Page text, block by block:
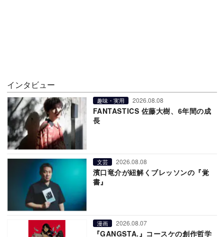
インタビュー
趣味・実用 2026.08.08
FANTASTICS 佐藤大樹、6年間の成
長
文芸 2026.08.08
濱口竜介が紐解くブレッソンの『覚
書』
漫画 2026.08.07
『GANGSTA.』コースケの創作哲学